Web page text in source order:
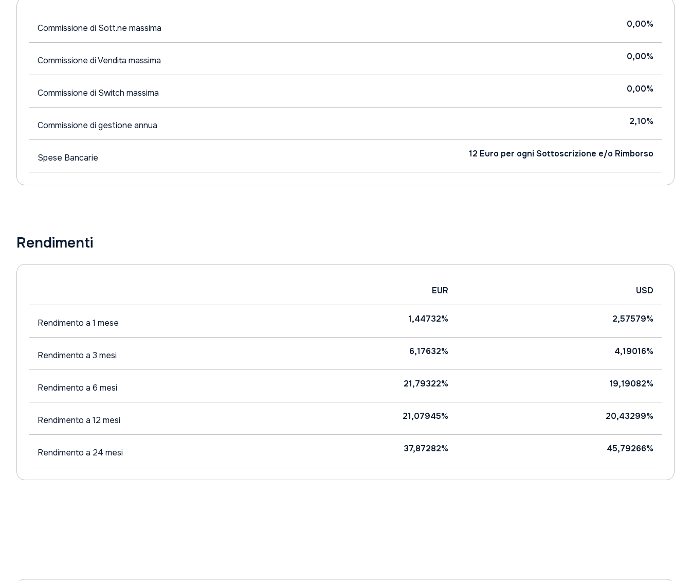
Commissione di Sott.ne massima 0,00%
Commissione di Vendita massima 0,00%
Commissione di Switch massima 0,00%
Commissione di gestione annua 2,10%
Spese Bancarie 12 Euro per ogni Sottoscrizione e/o Rimborso
Rendimenti
EUR USD
Rendimento a 1 mese 1,44732% 2,57579%
Rendimento a 3 mesi 6,17632% 4,19016%
Rendimento a 6 mesi 21,79322% 19,19082%
Rendimento a 12 mesi 21,07945% 20,43299%
Rendimento a 24 mesi 37,87282% 45,79266%